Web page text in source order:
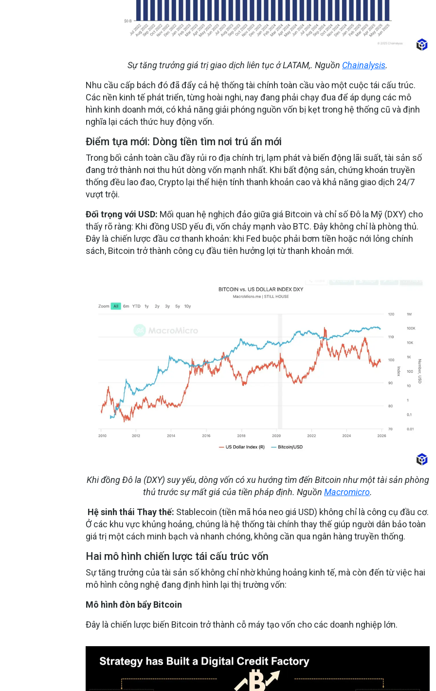
Sự tăng trưởng giá trị giao dịch liên tục ở LATAM,. Nguồn Chainalysis.
Nhu cầu cấp bách đó đã đẩy cả hệ thống tài chính toàn cầu vào một cuộc tái cấu trúc.
Các nền kinh tế phát triển, từng hoài nghi, nay đang phải chạy đua để áp dụng các mô
hình kinh doanh mới, có khả năng giải phóng nguồn vốn bị kẹt trong hệ thống cũ vàđịnh
nghĩa lại cách thức huy động vốn.
Điểm tựa mới: Dòng tiền tìm nơi trú ẩn mới
Trong bối cảnh toàn cầu đầy rủi ro địa chính trị, lạm phát và biến động lãi suất, tài sản số
đang trở thành nơithu hút dòng vốn mạnh nhất. Khi bất động sản, chứng khoán truyền
thống đều lao đao, Crypto lại thể hiện tính thanh khoản cao và khả năng giao dịch 24/7
vượt trội.
Đối trọng với USD: Mối quan hệ nghịch đảo giữa giá Bitcoin và chỉ số Đô la Mỹ (DXY) cho
thấy rõ ràng: Khi đồng USD yếu đi, vốn chảy mạnh vào BTC. Đây không chỉ là phòng thủ.
Đây là chiến lược đầu cơ thanh khoản: khi Fed buộc phải bơm tiền hoặc nới lỏng chính
sách, Bitcoin trở thành công cụ đầu tiên hưởng lợi từ thanh khoản mới.
Khi đồng Đô la (DXY) suy yếu, dòng vốn có xu hướng tìm đến Bitcoin như một tài sản phòng
thủ trước sự mất giá của tiền pháp định. Nguồn Macromicro.
Hệ sinh thái Thay thế: Stablecoin (tiền mã hóa neo giá USD) không chỉ là công cụ đầu cơ.
Ở các khu vực khủng hoảng, chúng là hệ thống tài chính thay thế giúp người dân bảo toàn
giá trị một cách minh bạch và nhanh chóng, không cần qua ngân hàng truyền thống.
Hai mô hình chiến lược tái cấu trúc vốn
Sự tăng trưởng của tài sản số không chỉ nhờ khủng hoảng kinh tế, mà còn đến từ việc hai
mô hình công nghệ đang định hình lại thị trường vốn:
Mô hình đòn bẩy Bitcoin
Đây là chiến lược biến Bitcoin trở thành cỗ máy tạo vốn cho các doanh nghiệp lớn.